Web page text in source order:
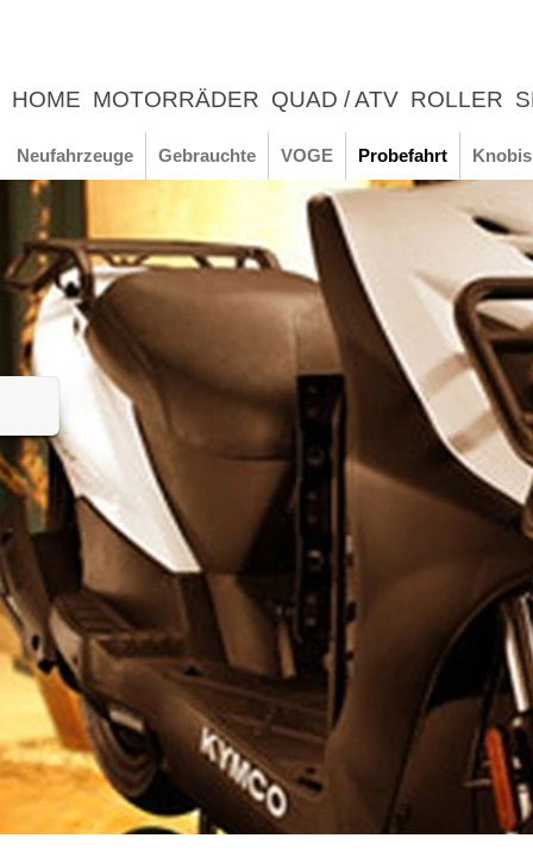
HOME MOTORRÄDER QUAD / ATV ROLLER
UNTERNEHMEN
NEWS ERLEBNIS
Neufahrzeuge Gebrauchte VOGE Probefahrt